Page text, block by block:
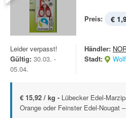
Preis: €
Leider verpasst!
Gültig: 30.03. -
05.04.
Händler:
Stadt:
€ 15,92 / kg - Lübecker Edel-
Orange oder Feinster Edel-Nougat